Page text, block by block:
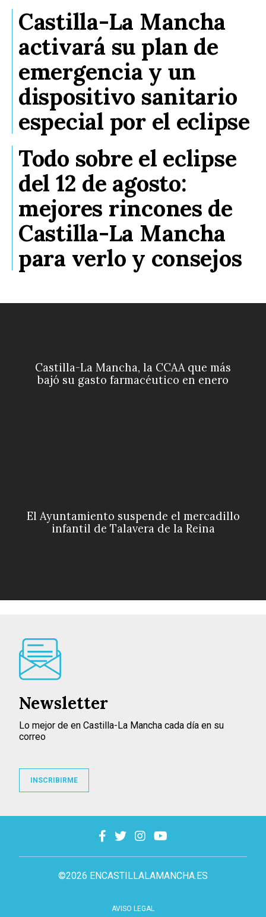
Castilla-La Mancha
activará su plan de
emergencia y un
dispositivo sanitario
especial por el eclipse
Todo sobre el eclipse
del 12 de agosto:
mejores rincones de
Castilla-La Mancha
para verlo y consejos
Castilla-La Mancha, la CCAA que más
bajó su gasto farmacéutico en enero
El Ayuntamiento suspende el mercadillo
infantil de Talavera de la Reina
©2026 ENCASTILLALAMANCHA.ES
AVISO LEGAL
Newsletter
Lo mejor de en Castilla-La Mancha cada día en su
correo
INSCRIBIRME